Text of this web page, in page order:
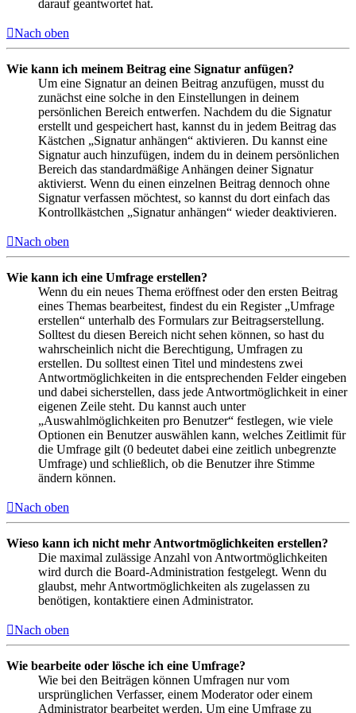
darauf geantwortet hat.
Nach oben
Wie kann ich meinem Beitrag eine Signatur anfügen?
Um eine Signatur an deinen Beitrag anzufügen, musst du
zunächst eine solche in den Einstellungen in deinem
persönlichen Bereich entwerfen. Nachdem du die Signatur
erstellt und gespeichert hast, kannst du in jedem Beitrag das
Kästchen „Signatur anhängen“ aktivieren. Du kannst eine
Signatur auch hinzufügen, indem du in deinem persönlichen
Bereich das standardmäßige Anhängen deiner Signatur
aktivierst. Wenn du einen einzelnen Beitrag dennoch ohne
Signatur verfassen möchtest, so kannst du dort einfach das
Kontrollkästchen „Signatur anhängen“ wieder deaktivieren.
Nach oben
Wie kann ich eine Umfrage erstellen?
Wenn du ein neues Thema eröffnest oder den ersten Beitrag
eines Themas bearbeitest, findest du ein Register „Umfrage
erstellen“ unterhalb des Formulars zur Beitragserstellung.
Solltest du diesen Bereich nicht sehen können, so hast du
wahrscheinlich nicht die Berechtigung, Umfragen zu
erstellen. Du solltest einen Titel und mindestens zwei
Antwortmöglichkeiten in die entsprechenden Felder eingeben
und dabei sicherstellen, dass jede Antwortmöglichkeit in einer
eigenen Zeile steht. Du kannst auch unter
„Auswahlmöglichkeiten pro Benutzer“ festlegen, wie viele
Optionen ein Benutzer auswählen kann, welches Zeitlimit für
die Umfrage gilt (0 bedeutet dabei eine zeitlich unbegrenzte
Umfrage) und schließlich, ob die Benutzer ihre Stimme
ändern können.
Nach oben
Wieso kann ich nicht mehr Antwortmöglichkeiten erstellen?
Die maximal zulässige Anzahl von Antwortmöglichkeiten
wird durch die Board-Administration festgelegt. Wenn du
glaubst, mehr Antwortmöglichkeiten als zugelassen zu
benötigen, kontaktiere einen Administrator.
Nach oben
Wie bearbeite oder lösche ich eine Umfrage?
Wie bei den Beiträgen können Umfragen nur vom
ursprünglichen Verfasser, einem Moderator oder einem
Administrator bearbeitet werden. Um eine Umfrage zu